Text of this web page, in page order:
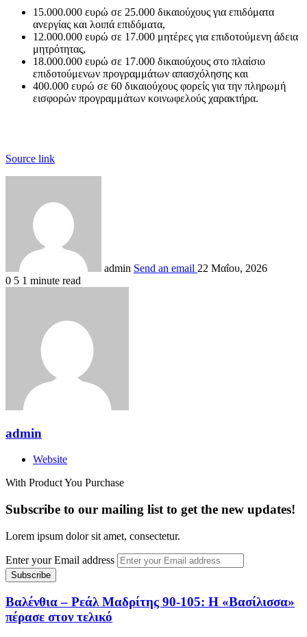
15.000.000 ευρώ σε 25.000 δικαιούχους για επιδόματα
ανεργίας και λοιπά επιδόματα,
12.000.000 ευρώ σε 17.000 μητέρες για επιδοτούμενη άδεια
μητρότητας,
18.000.000 ευρώ σε 17.000 δικαιούχους στο πλαίσιο
επιδοτούμενων προγραμμάτων απασχόλησης και
400.000 ευρώ σε 60 δικαιούχους φορείς για την πληρωμή
εισφορών προγραμμάτων κοινωφελούς χαρακτήρα.
Source link
admin Send an email 22 Μαΐου, 2026
0 5 1 minute read
admin
Website
With Product You Purchase
Subscribe to our mailing list to get the new updates!
Lorem ipsum dolor sit amet, consectetur.
Enter your Email address
Βαλένθια – Ρεάλ Μαδρίτης 90-105: Η «Βασίλισσα»
πέρασε στον τελικό